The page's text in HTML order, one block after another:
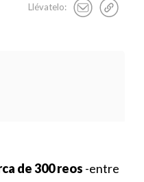
Llévatelo:
de 300 reos -entre